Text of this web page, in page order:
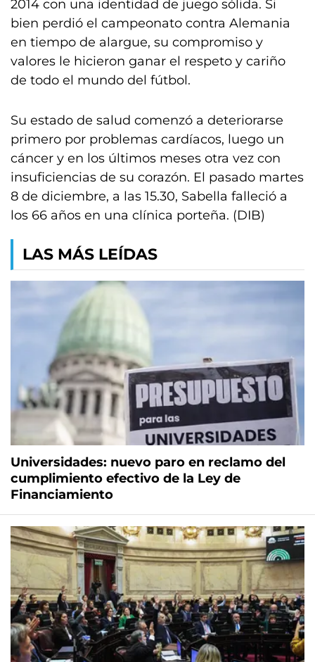
2014 con una identidad de juego sólida. Si
bien perdió el campeonato contra Alemania
en tiempo de alargue, su compromiso y
valores le hicieron ganar el respeto y cariño
de todo el mundo del fútbol.
Su estado de salud comenzó a deteriorarse
primero por problemas cardíacos, luego un
cáncer y en los últimos meses otra vez con
insuficiencias de su corazón. El pasado martes
8 de diciembre, a las 15.30, Sabella falleció a
los 66 años en una clínica porteña. (DIB)
LAS MÁS LEÍDAS
Universidades: nuevo paro en reclamo del
cumplimiento efectivo de la Ley de
Financiamiento